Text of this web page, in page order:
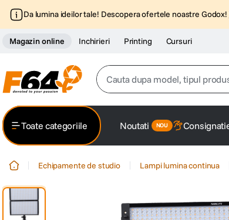
Da lumina ideilor tale! Descopera ofertele noastre Godox!
Magazin online Inchirieri Printing Cursuri
Cauta dupa model, tipul
trepied
Toate categoriile Noutati
Echipamente de studio Lampi lumina continua